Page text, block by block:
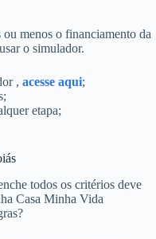
menos o financiamento da
o simulador.
, acesse aqui;
etapa;
todos os critérios deve
Casa Minha Vida